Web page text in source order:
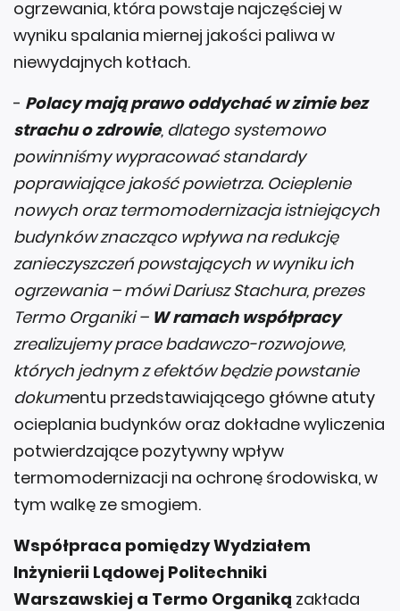
ogrzewania, która powstaje najczęściej w
wyniku spalania miernej jakości paliwa w
niewydajnych kotłach.
- Polacy mają prawo oddychać w zimie bez
strachu o zdrowie, dlatego systemowo
powinniśmy wypracować standardy
poprawiające jakość powietrza. Ocieplenie
nowych oraz termomodernizacja istniejących
budynków znacząco wpływa na redukcję
zanieczyszczeń powstających w wyniku ich
ogrzewania – mówi Dariusz Stachura, prezes
Termo Organiki – W ramach współpracy
zrealizujemy prace badawczo-rozwojowe,
których jednym z efektów będzie powstanie
dokumentu przedstawiającego główne atuty
ocieplania budynków oraz dokładne wyliczenia
potwierdzające pozytywny wpływ
termomodernizacji na ochronę środowiska, w
tym walkę ze smogiem.
Współpraca pomiędzy Wydziałem
Inżynierii Lądowej Politechniki
Warszawskiej a Termo Organiką zakłada